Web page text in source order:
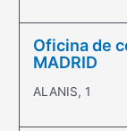
Oficina de
MADRID
ALANIS, 1